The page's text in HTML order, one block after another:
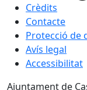
Crèdits
Contacte
Protecció de
Avís legal
Accessibilitat
Ajuntament de